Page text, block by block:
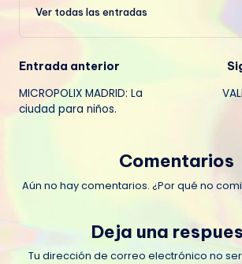
Ver todas las entradas
Navegación
de
Entrada anterior
MICROPOLIX MADRID: La
ciudad para niños.
Comentarios
Aún no hay comentarios. ¿Por qué no
Deja una
Tu dirección de correo electrónico no